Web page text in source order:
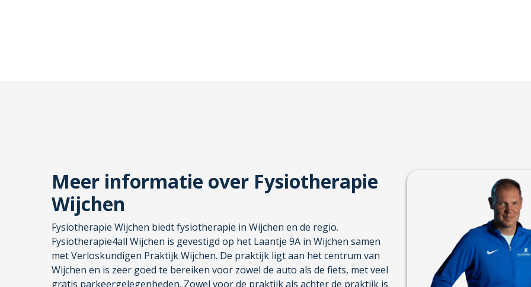
Meer informatie over Fysiotherapie
Wijchen
Fysiotherapie Wijchen biedt fysiotherapie in Wijchen en de regio.
Fysiotherapie4all Wijchen is gevestigd op het Laantje 9A in Wijchen samen
met Verloskundigen Praktijk Wijchen. De praktijk ligt aan het centrum van
Wijchen en is zeer goed te bereiken voor zowel de auto als de fiets, met veel
gratis parkeergelegenheden. Zowel voor de praktijk als achter de praktijk is